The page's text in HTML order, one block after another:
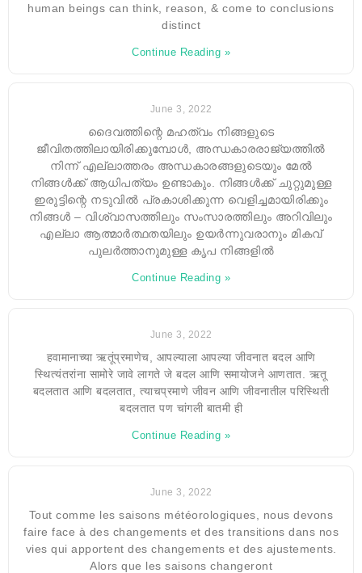
human beings can think, reason, & come to conclusions
distinct
Continue Reading »
June 3, 2022
ദൈവത്തിന്റെ മഹത്വം നിങ്ങളുടെ
ജീവിതത്തിലായിരിക്കുമ്പോൾ, അന്ധകാരരാജ്യത്തിൽ
നിന്ന് എല്ലാത്തരം അന്ധകാരങ്ങളുടെയും മേൽ
നിങ്ങൾക്ക് ആധിപത്യം ഉണ്ടാകും. നിങ്ങൾക്ക് ചുറ്റുമുള്ള
ഇരുട്ടിന്റെ നടുവിൽ പ്രകാശിക്കുന്ന വെളിച്ചമായിരിക്കും
നിങ്ങൾ – വിശ്വാസത്തിലും സംസാരത്തിലും അറിവിലും
എല്ലാ ആത്മാർത്ഥതയിലും ഉയർന്നുവരാനും മികവ്
പുലർത്താനുമുള്ള കൃപ നിങ്ങളിൽ
Continue Reading »
June 3, 2022
हवामानाच्या ऋतूंप्रमाणेच, आपल्याला आपल्या जीवनात बदल आणि
स्थित्यंतरांना सामोरे जावे लागते जे बदल आणि समायोजने आणतात. ऋतू
बदलतात आणि बदलतात, त्याचप्रमाणे जीवन आणि जीवनातील परिस्थिती
बदलतात पण चांगली बातमी ही
Continue Reading »
June 3, 2022
Tout comme les saisons météorologiques, nous devons
faire face à des changements et des transitions dans nos
vies qui apportent des changements et des ajustements.
Alors que les saisons changeront